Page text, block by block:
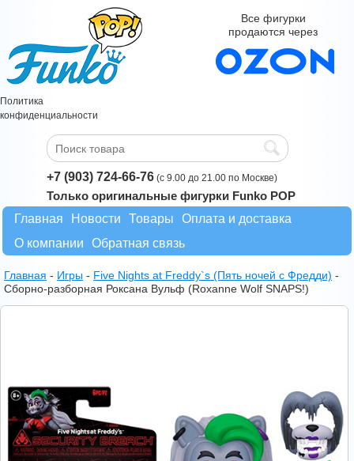
Политика
конфиденциальности
Все фигурки
продаются через
+7 (903) 724-66-76 (с 9.00 до 21.00 по Москве)
Только оригинальные фигурки Funko POP
Главная
Новости Товары
Оплата и доставка
О компании
Обратная связь
Главная - Игры - Five Nights at Freddy`s (Пять ночей с Фредди) -
Сборно-разборная Роксана Вульф (Roxanne Wolf SNAPS!)